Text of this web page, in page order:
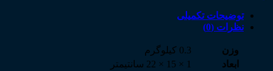
توضیحات تکمیلی
نظرات (0)
وزن
0.3 کیلوگرم
ابعاد
1 × 15 × 22 سانتیمتر